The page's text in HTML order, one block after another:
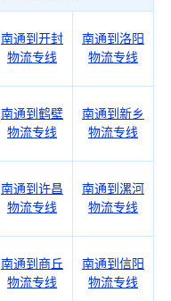
南通到开封
物流专线
南通到洛阳
物流专线
南通到鹤壁
物流专线
南通到新乡
物流专线
南通到许昌
物流专线
南通到漯河
物流专线
南通到商丘
物流专线
南通到信阳
物流专线